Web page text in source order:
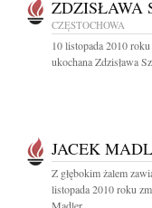
ZDZISŁAWA
CZĘSTOCHOWA
10 listopada 2010
ukochana Zdzisława
JACEK
Z głębokim żalem
listopada 2010 roku